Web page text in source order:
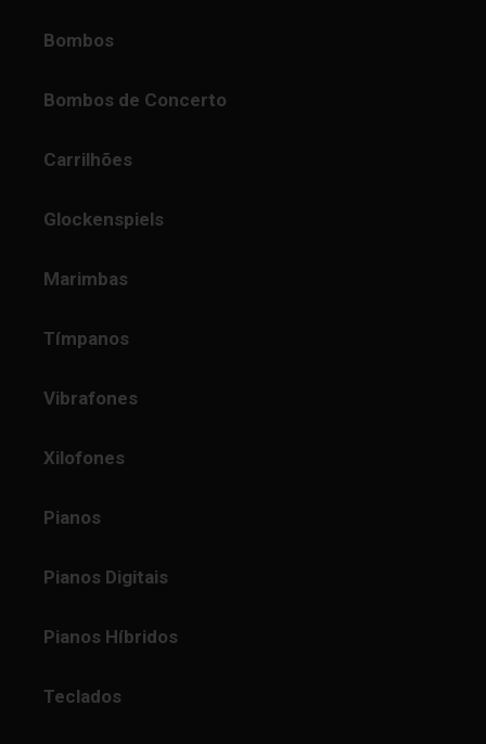
Bombos
Bombos de Concerto
Carrilhões
Glockenspiels
Marimbas
Tímpanos
Vibrafones
Xilofones
Pianos
Pianos Digitais
Pianos Híbridos
Teclados